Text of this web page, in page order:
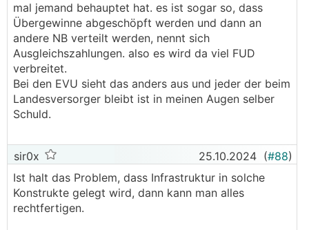
mal jemand behauptet hat. es ist sogar so, dass
Übergewinne abgeschöpft werden und dann an
andere NB verteilt werden, nennt sich
Ausgleichszahlungen. also es wird da viel FUD
verbreitet.
Bei den EVU sieht das anders aus und jeder der beim
Landesversorger bleibt ist in meinen Augen selber
Schuld.
sir0x 25.10.2024 (#88)
Ist halt das Problem, dass Infrastruktur in solche
Konstrukte gelegt wird, dann kann man alles
rechtfertigen.